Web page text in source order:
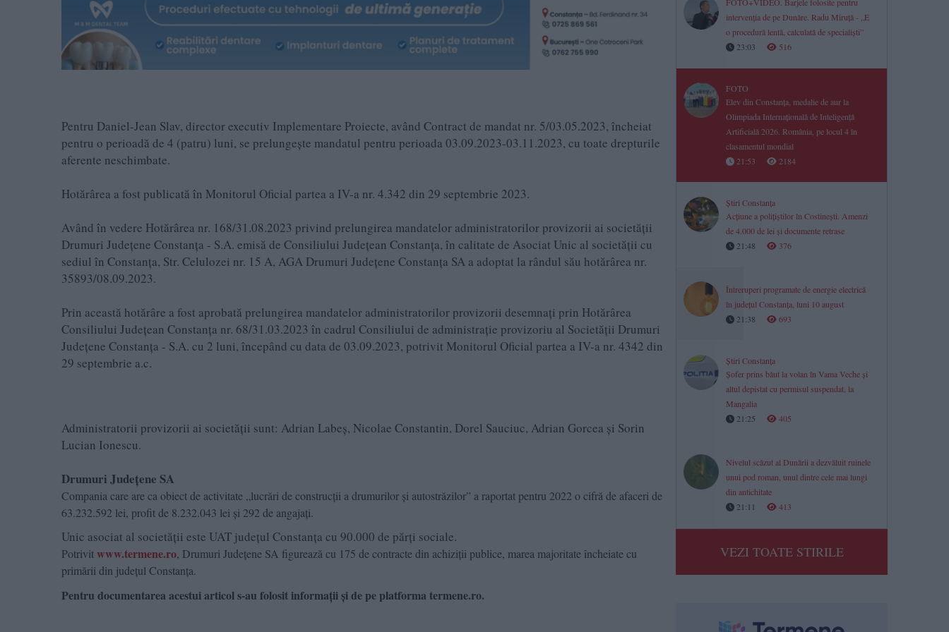
Pentru Daniel-Jean Slav, director executiv Implementare Proiecte, având Contract de mandat nr. 5/03.05.2023, încheiat
pentru o perioadă de 4 (patru) luni, se prelungeşte mandatul pentru perioada 03.09.2023-03.11.2023, cu toate drepturile
aferente neschimbate.
Hotărârea a fost publicată în Monitorul Oficial partea a IV-a nr. 4.342 din 29 septembrie 2023.
Având în vedere Hotărârea nr. 168/31.08.2023 privind prelungirea mandatelor administratorilor provizorii ai societăţii
Drumuri Judeţene Constanţa - S.A. emisă de Consiliului Judeţean Constanţa, în calitate de Asociat Unic al societăţii cu
sediul în Constanţa, Str. Celulozei nr. 15 A, AGA Drumuri Județene Constanța SA a adoptat la rândul său hotărârea nr.
35893/08.09.2023.
Prin această hotărâre a fost aprobată prelungirea mandatelor administratorilor provizorii desemnaţi prin Hotărârea
Consiliului Judeţean Constanţa nr. 68/31.03.2023 în cadrul Consiliului de administraţie provizoriu al Societăţii Drumuri
Judeţene Constanţa - S.A. cu 2 luni, începând cu data de 03.09.2023, potrivit Monitorul Oficial partea a IV-a nr. 4342 din
29 septembrie a.c.
Administratorii provizorii ai societății sunt: Adrian Labeș, Nicolae Constantin, Dorel Sauciuc, Adrian Gorcea și Sorin
Lucian Ionescu.
Drumuri Județene SA
Compania care are ca obiect de activitate „lucrări de construcții a drumurilor și autostrăzilor” a raportat pentru 2022 o cifră de afaceri de
63.232.592 lei, profit de 8.232.043 lei și 292 de angajați.
Unic asociat al societății este UAT județul Constanța cu 90.000 de părți sociale.
Potrivitwww.termene.ro, Drumuri Județene SA figurează cu 175 de contracte din achiziții publice, marea majoritate încheiate cu
primării din județul Constanța.
Pentru documentarea acestui articol s-au folosit informații și de pe platforma termene.ro.
intervenția de pe Dunăre. Radu Miruță - „E
o procedură lentă, calculată de specialiști”
23:03
516
FOTO
Elev din Constanța, medalie de aur la
Olimpiada Internațională de Inteligență
Artificială 2026. România, pe locul 4 în
clasamentul mondial
21:53
2184
Știri Constanța
Acțiune a polițiștilor în Costinești. Amenzi
de 4.000 de lei și documente retrase
21:48
376
Întreruperi programate de energie electrică
în județul Constanța, luni 10 august
21:38
693
Știri Constanța
Șofer prins băut la volan în Vama Veche și
altul depistat cu permisul suspendat, la
Mangalia
21:25
405
Nivelul scăzut al Dunării a dezvăluit ruinele
unui pod roman, unul dintre cele mai lungi
din antichitate
21:11
413
VEZI TOATE STIRILE